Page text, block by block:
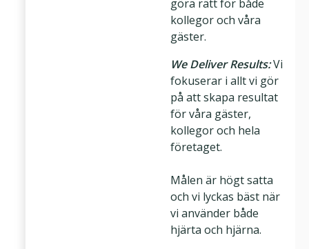
göra rätt för både
kollegor och våra
gäster.
We Deliver Results:Vi
fokuserar i allt vi gör
på att skapa resultat
för våra gäster,
kollegor och hela
företaget.
Målen är högt satta
och vi lyckas bäst när
vi använder både
hjärta och hjärna.